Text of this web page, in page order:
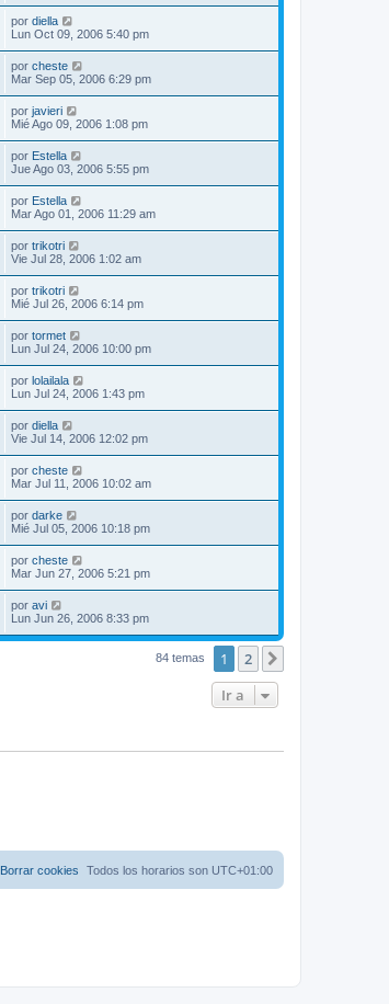
por diella
Lun Oct 09, 2006 5:40 pm
por cheste
Mar Sep 05, 2006 6:29 pm
por javieri
Mié Ago 09, 2006 1:08 pm
por Estella
Jue Ago 03, 2006 5:55 pm
por Estella
Mar Ago 01, 2006 11:29 am
por trikotri
Vie Jul 28, 2006 1:02 am
por trikotri
Mié Jul 26, 2006 6:14 pm
por tormet
Lun Jul 24, 2006 10:00 pm
por lolailala
Lun Jul 24, 2006 1:43 pm
por diella
Vie Jul 14, 2006 12:02 pm
por cheste
Mar Jul 11, 2006 10:02 am
por darke
Mié Jul 05, 2006 10:18 pm
por cheste
Mar Jun 27, 2006 5:21 pm
por avi
Lun Jun 26, 2006 8:33 pm
84 temas 1 2
Ir a
Todos los horarios son UTC+01:00
Borrar cookies